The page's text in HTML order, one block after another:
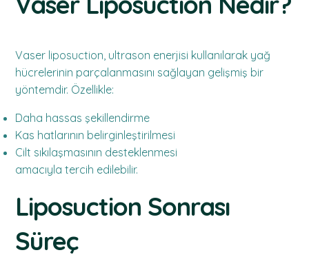
Vaser liposuction, ultrason enerjisi kullanılarak yağ
hücrelerinin parçalanmasını sağlayan gelişmiş bir
yöntemdir. Özellikle:
Daha hassas şekillendirme
Kas hatlarının belirginleştirilmesi
Cilt sıkılaşmasının desteklenmesi
amacıyla tercih edilebilir.
Liposuction Sonrası
Süreç